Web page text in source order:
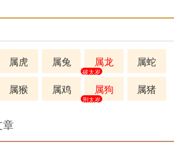
属虎 属兔 属龙
破太岁
属蛇
属猴 属鸡 属狗
刑太岁
属猪
章